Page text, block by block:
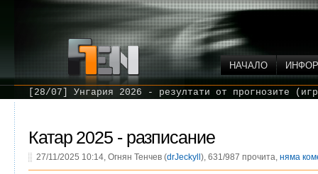
НАЧАЛО
[28/07] Унгария 2026 - резултати от прогнозите
Катар 2025 - разписание
27/11/2025 10:14, Огнян Тенчев (drJeckyll ), 631/987 прочита, няма